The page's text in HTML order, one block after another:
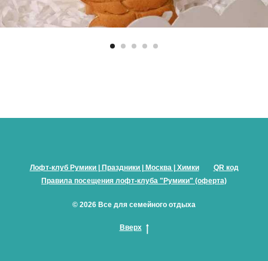
Лофт-клуб Румики | Праздники | Москва | Химки
QR код
Правила посещения лофт-клуба "Румики" (оферта)
© 2026 Все для семейного отдыха
Вверх